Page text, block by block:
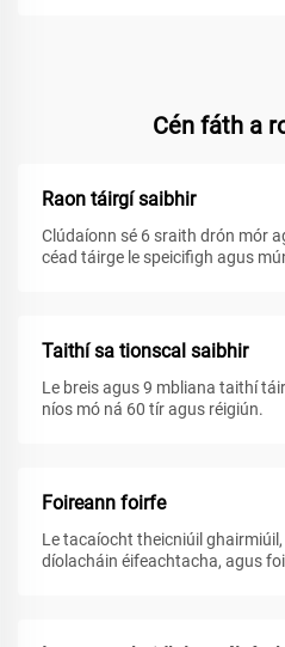
Cén fáth a
Raon táirgí saibhir
Clúdaíonn sé 6 sraith drón mór
céad táirge le speicifigh agus
Taithí sa tionscal saibhir
Le breis agus 9 mbliana taithí
níos mó ná 60 tír agus réigiún.
Foireann foirfe
Le tacaíocht theicniúil
díolacháin éifeachtacha, agus